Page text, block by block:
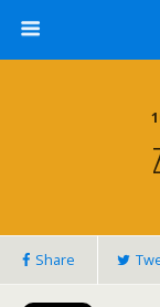
Share